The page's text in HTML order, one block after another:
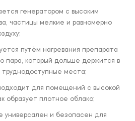
генератором с высоким
частицы мелкие и равномерно
путём нагревания препарата
пара, который дольше держится в
труднодоступные места;
для помещений с высокой
образует плотное облако;
универсален и безопасен для